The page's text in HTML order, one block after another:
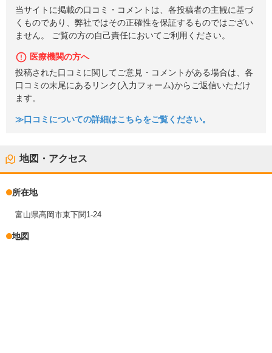
当サイトに掲載の口コミ・コメントは、各投稿者の主観に基づ
くものであり、弊社ではその正確性を保証するものではござい
ません。 ご覧の方の自己責任においてご利用ください。
医療機関の方へ
投稿された口コミに関してご意見・コメントがある場合は、各
口コミの末尾にあるリンク(入力フォーム)からご返信いただけ
ます。
≫口コミについての詳細はこちらをご覧ください。
地図・アクセス
所在地
富山県高岡市東下関1-24
地図